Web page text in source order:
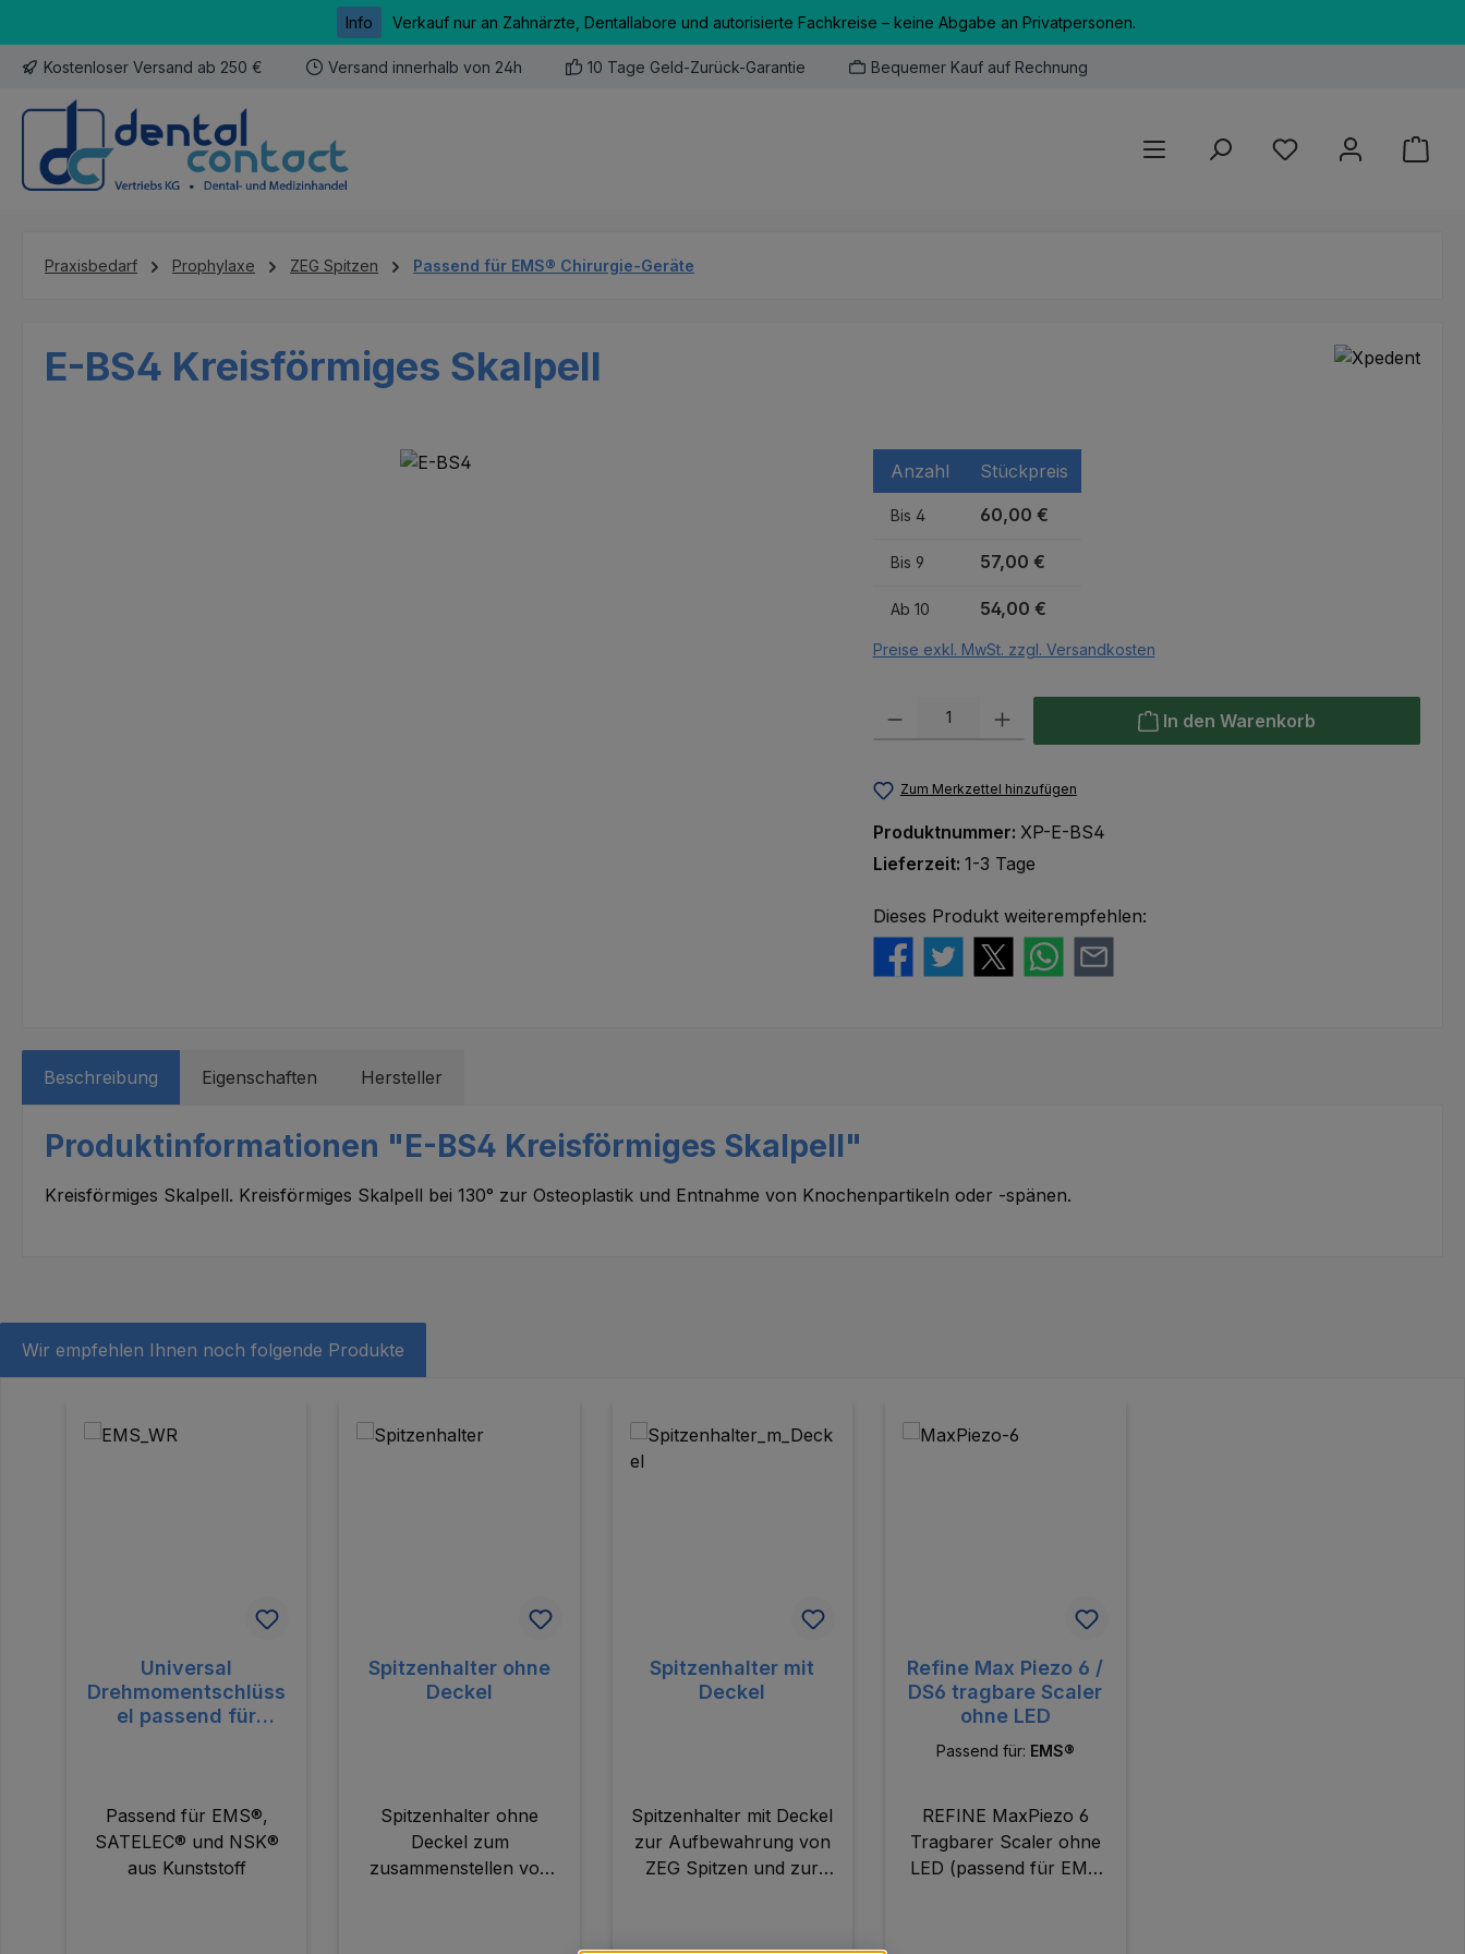
Info Verkauf nur an Zahnärzte, Dentallabore und autorisierte Fachkreise – keine Abgabe an Privatpersonen.
Kostenloser Versand ab 250 € Versand innerhalb von 24h 10 Tage Geld-Zurück-Garantie Bequemer Kauf auf Rechnung
Du hast 0 Produkte
Praxisbedarf Prophylaxe ZEG Spitzen Passend für EMS® Chirurgie-Geräte
E-BS4 Kreisförmiges Skalpell
Anzahl Stückpreis
Bis 4 60,00 €
Bis 9 57,00 €
Ab 10 54,00 €
Preise exkl. MwSt. zzgl. Versandkosten
Produkt Anzahl: Gib den gewünschten Wert ein oder benutze die Schaltflächen
In den Warenkorb
Zum Merkzettel hinzufügen
Produktnummer: XP-E-BS4
Lieferzeit: 1-3 Tage
Dieses Produkt weiterempfehlen:
Beschreibung Eigenschaften Hersteller
Produktinformationen "E-BS4 Kreisförmiges Skalpell"
Kreisförmiges Skalpell. Kreisförmiges Skalpell bei 130° zur Osteoplastik und Entnahme von Knochenpartikeln oder -spänen.
Wir empfehlen Ihnen noch folgende Produkte
Universal
Drehmomentschlüss
el passend für
Passend für EMS®,
SATELEC® und NSK®
aus Kunststoff
Spitzenhalter ohne
Deckel
Spitzenhalter ohne
Deckel zum
zusammenstellen von
Spitzenhalter mit
Deckel
Spitzenhalter mit Deckel
zur Aufbewahrung von
ZEG Spitzen und zur
Refine Max Piezo 6 /
DS6 tragbare Scaler
ohne LED
Passend für: EMS®
REFINE MaxPiezo 6
Tragbarer Scaler ohne
LED (passend für EMS